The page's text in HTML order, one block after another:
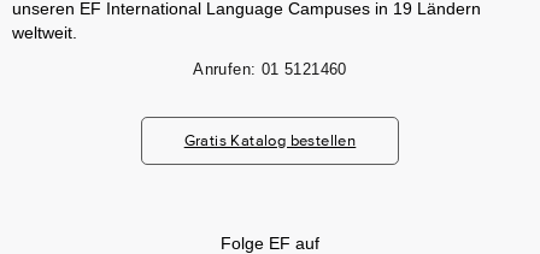
unseren EF International Language Campuses in 19 Ländern
weltweit.
Anrufen: 01 5121460
Gratis Katalog bestellen
Folge EF auf